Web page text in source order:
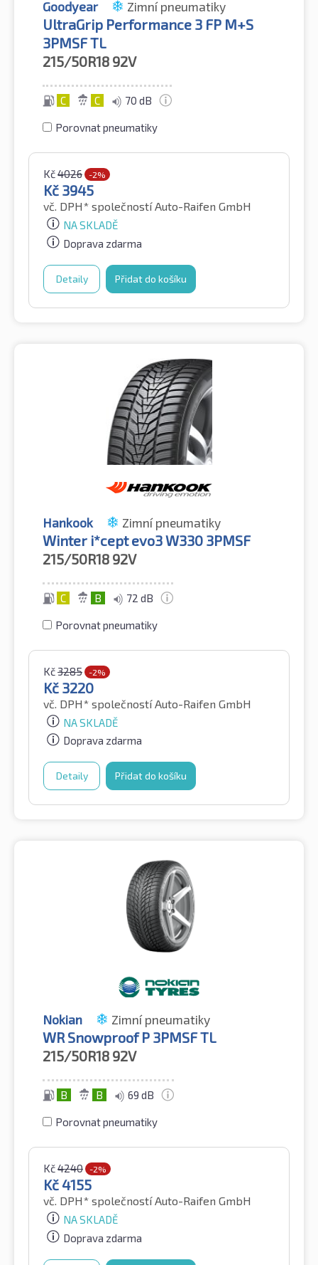
Goodyear Zimní pneumatiky
UltraGrip Performance 3 FP M+S
3PMSF TL
215/50R18 92V
C C 70 dB
Porovnat pneumatiky
Kč4026 -2%
Kč 3945
vč. DPH* společností Auto-Raifen GmbH
NA SKLADĚ
Doprava zdarma
Detaily Přidat do košíku
Hankook Zimní pneumatiky
Winter i*cept evo3 W330 3PMSF
215/50R18 92V
C B 72 dB
Porovnat pneumatiky
Kč3285 -2%
Kč 3220
vč. DPH* společností Auto-Raifen GmbH
NA SKLADĚ
Doprava zdarma
Detaily Přidat do košíku
Nokian Zimní pneumatiky
WR Snowproof P 3PMSF TL
215/50R18 92V
B B 69 dB
Porovnat pneumatiky
Kč4240 -2%
Kč4155
vč. DPH* společností Auto-Raifen GmbH
NA SKLADĚ
Doprava zdarma